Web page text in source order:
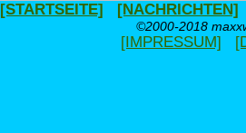
[STARTSEITE] [NACHRICHTEN]
©2000-2018
[IMPRESSUM]